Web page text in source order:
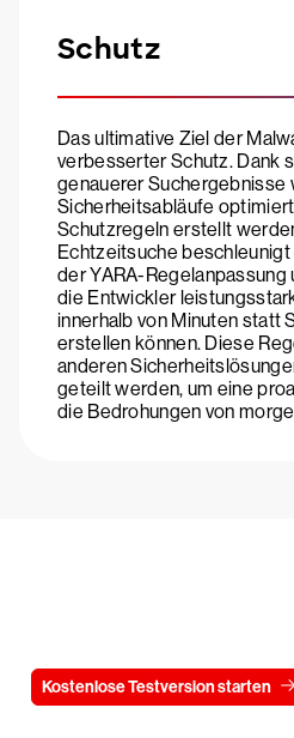
Schutz
Das ultimative Ziel der
verbesserter Schutz. Dank
genauerer Suchergebnisse
Sicherheitsabläufe
Schutzregeln erstellt
Echtzeitsuche
der YARA-
die Entwickler
innerhalb von Minuten statt
erstellen können. Diese
anderen
geteilt werden, um eine
die Bedrohungen von
Kostenlose Testversion starten